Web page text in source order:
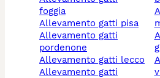
foggia
allevamento gatti pisa
allevamento gatti
pordenone
allevamento gatti lecco
allevamento gatti
allevamento gatti
allevamento gatti
allevamento gatti